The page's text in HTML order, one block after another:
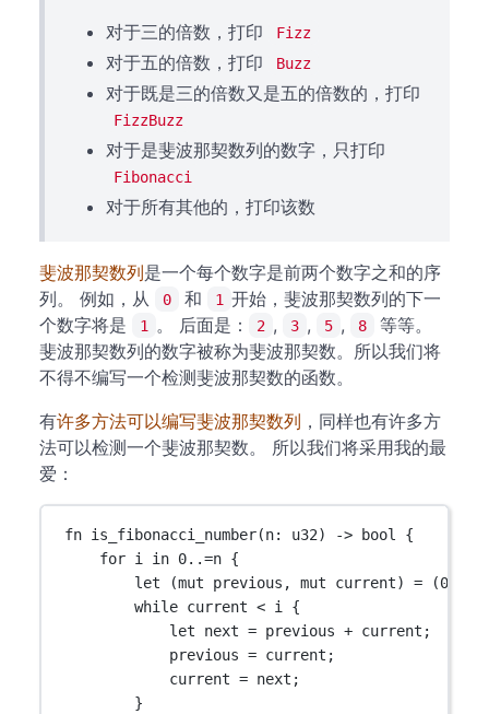
对于三的倍数，打印
Fizz
对于五的倍数，打印 Buzz
对于既是三的倍数又是五的倍数的，打印
FizzBuzz
对于是斐波那契数列的数字，只打印
Fibonacci
对于所有其他的，打印该数
斐波那契数列是一个每个数字是前两个数字之和的序
列。 例如，从
0 和 1 开始，斐波那契数列的下一
个数字将是
1 。 后面是： 2 , 3 , 5 , 8
等等。
斐波那契数列的数字被称为斐波那契数。所以我们将
不得不编写一个检测斐波那契数的函数。
有许多方法可以编写斐波那契数列 ，同样也有许多方
法可以检测一个斐波那契数。 所以我们将采用我的最
爱：
fn is_fibonacci_number(n: u32) -> bool {
for i in 0..=n {
let (mut previous, mut current) = (0
while current < i {
let next = previous + current;
previous = current;
current = next;
}